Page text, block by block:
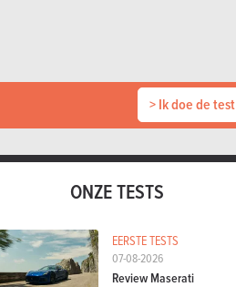
> Ik doe de test
ONZE TESTS
EERSTE TESTS
07-08-2026
Review Maserati